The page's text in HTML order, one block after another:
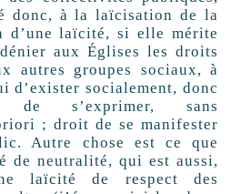
donc, à la laïcisation de la
d’une laïcité, si elle mérite
aux Églises les droits
autres groupes sociaux, à
d’exister socialement, donc
de s’exprimer, sans
; droit de se manifester
Autre chose est ce que
de neutralité, qui est aussi,
laïcité de respect des